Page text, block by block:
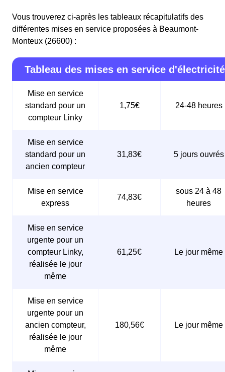
Vous trouverez ci-après les tableaux récapitulatifs des
différentes mises en service proposées à Beaumont-
Monteux (26600) :
Tableau des mises en service d'électricité
Mise en service
standard pour un
compteur Linky
1,75€ 24-48 heures
Mise en service
standard pour un
ancien compteur
31,83€ 5 jours ouvrés
Mise en service
express
74,83€
sous 24 à 48
heures
Mise en service
urgente pour un
compteur Linky,
réalisée le jour
même
61,25€ Le jour même
Mise en service
urgente pour un
ancien compteur,
réalisée le jour
même
180,56€ Le jour même